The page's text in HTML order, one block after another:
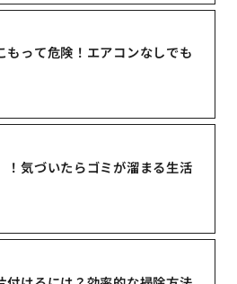
もって危険！エアコンなしでも
！気づいたらゴミが溜まる生活